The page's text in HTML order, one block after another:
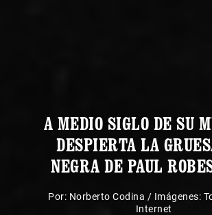
A MEDIO SIGLO DE SU
DESPIERTA LA
NEGRA DE PAUL
Por: Norberto Codina / Imágenes:
Internet